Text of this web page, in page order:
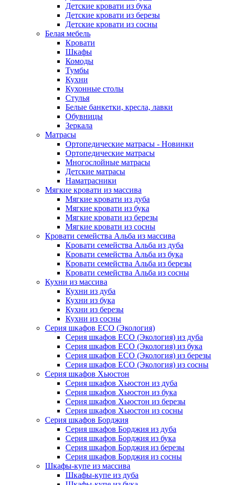
Детские кровати из бука
Детские кровати из березы
Детские кровати из сосны
Белая мебель
Кровати
Шкафы
Комоды
Тумбы
Кухни
Кухонные столы
Стулья
Белые банкетки, кресла, лавки
Обувницы
Зеркала
Матрасы
Ортопедические матрасы - Новинки
Ортопедические матрасы
Многослойные матрасы
Детские матрасы
Наматрасники
Мягкие кровати из массива
Мягкие кровати из дуба
Мягкие кровати из бука
Мягкие кровати из березы
Мягкие кровати из сосны
Кровати семейства Альба из массива
Кровати семейства Альба из дуба
Кровати семейства Альба из бука
Кровати семейства Альба из березы
Кровати семейства Альба из сосны
Кухни из массива
Кухни из дуба
Кухни из бука
Кухни из березы
Кухни из сосны
Серия шкафов ECO (Экология)
Серия шкафов ECO (Экология) из дуба
Серия шкафов ECO (Экология) из бука
Серия шкафов ECO (Экология) из березы
Серия шкафов ECO (Экология) из сосны
Серия шкафов Хьюстон
Серия шкафов Хьюстон из дуба
Серия шкафов Хьюстон из бука
Серия шкафов Хьюстон из березы
Серия шкафов Хьюстон из сосны
Серия шкафов Борджия
Серия шкафов Борджия из дуба
Серия шкафов Борджия из бука
Серия шкафов Борджия из березы
Серия шкафов Борджия из сосны
Шкафы-купе из массива
Шкафы-купе из дуба